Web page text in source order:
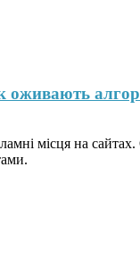
оживають
місця на